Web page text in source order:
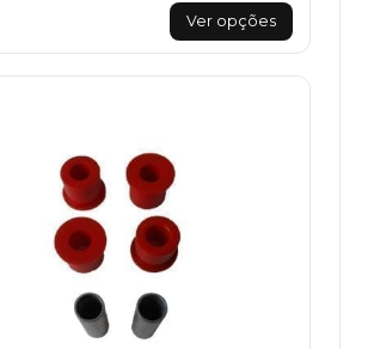
Ver opções
This
product
has
multiple
may
be
chosen
on
the